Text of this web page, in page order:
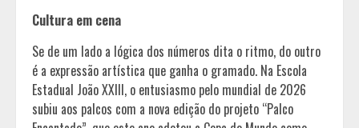
Cultura em cena
Se de um lado a lógica dos números dita o ritmo, do outro
é a expressão artística que ganha o gramado. Na Escola
Estadual João XXIII, o entusiasmo pelo mundial de 2026
subiu aos palcos com a nova edição do projeto “Palco